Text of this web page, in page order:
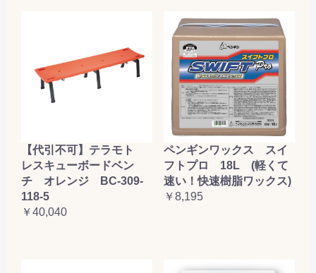
【代引不可】テラモト
レスキューボードベン
チ オレンジ BC-309-
118-5
￥40,040
ペンギンワックス スイ
フトプロ 18L (軽くて
速い！快速樹脂ワックス)
￥8,195